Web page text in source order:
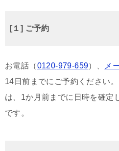
[１] ご予約
お電話（0120-979-659）、 メ
14日前までにご予約ください
は、1か月前までに日時を確定
です。